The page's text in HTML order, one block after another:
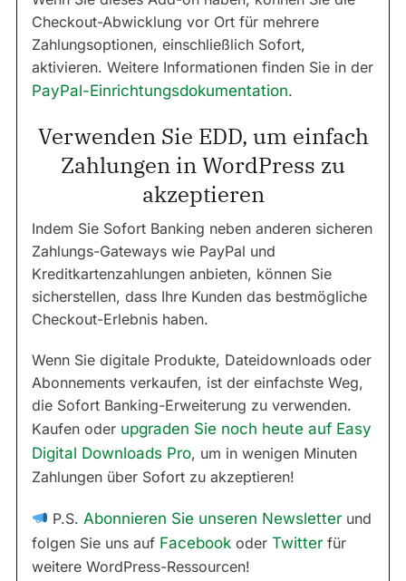
Checkout-Abwicklung vor Ort für mehrere
Zahlungsoptionen, einschließlich Sofort,
aktivieren. Weitere Informationen finden Sie in der
PayPal-Einrichtungsdokumentation.
Verwenden Sie EDD, um einfach
Zahlungen in WordPress zu
akzeptieren
Indem Sie Sofort Banking neben anderen sicheren
Zahlungs-Gateways wie PayPal und
Kreditkartenzahlungen anbieten, können Sie
sicherstellen, dass Ihre Kunden das bestmögliche
Checkout-Erlebnis haben.
Wenn Sie digitale Produkte, Dateidownloads oder
Abonnements verkaufen, ist der einfachste Weg,
die Sofort Banking-Erweiterung zu verwenden.
Kaufen oder upgraden Sie noch heute auf Easy
Digital Downloads Pro, um in wenigen Minuten
Zahlungen über Sofort zu akzeptieren!
P.S. Abonnieren Sie unseren Newsletter und
folgen Sie uns auf Facebook oder Twitter für
weitere WordPress-Ressourcen!